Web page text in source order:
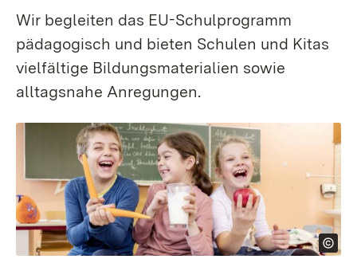
Wir begleiten das EU-Schulprogramm
pädagogisch und bieten Schulen und Kitas
vielfältige Bildungsmaterialien sowie
alltagsnahe Anregungen.